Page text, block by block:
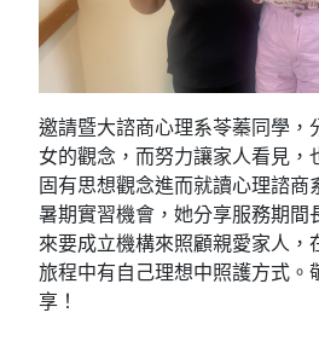
邀請暨大諮商心理系苓蓁同學，
女的觀念，而努力讓家人看見，
固有思想觀念進而就讀心理諮商
暑期實習機會，她分享服務期間
來要成立機構來照顧親愛家人，
旅程中有自己理想中照護方式。
享！